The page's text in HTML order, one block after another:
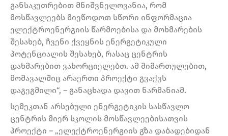
განსაკუთრებით მნიშვნელოვანია, რომ
მოსწავლეებს მიეწოდოთ სწორი ინფორმაცია
ელექტროენერგიის წარმოებისა და მოხმარების
შესახებ, ჩვენი ქვეყნის ენერგეტიკული
პოტენციალის შესახებ, რასაც ცენტრის
დახმარებით ვახორციელებთ. ამ მიმართულებით,
მომავალშიც არაერთი პროექტი გვაქვს
დაგეგმილი“, – განაცხადა დავით ნარმანიამ.
სემეკთან არსებული ენერგეტიკის სასწავლო
ცენტრის მიერ სკოლის მოსწავლეებისათვის
პროექტი – „ელექტროენერგიის გზა დაბადებიდან